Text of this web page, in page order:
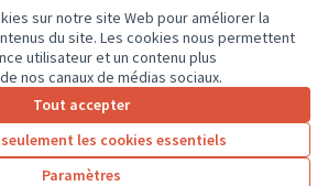
sur notre site Web pour améliorer la
du site. Les cookies nous permettent
utilisateur et un contenu plus
nos canaux de médias sociaux.
Tout accepter
les cookies essentiels
Paramètres
par page : 50
1 … 5